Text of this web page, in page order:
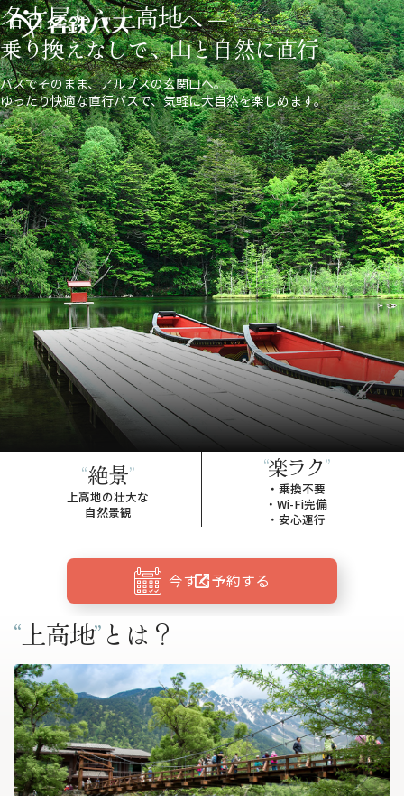
名古屋から上高地へ ―
乗り換えなしで、山と自然に直行
バスでそのまま、アルプスの玄関口へ。
ゆったり快適な直行バスで、気軽に大自然を楽しめます。
“絶景”
上高地の壮大な
自然景観
“楽ラク”
・乗換不要
・Wi-Fi完備
・安心運行
今すぐ予約する
“ 上高地”とは？